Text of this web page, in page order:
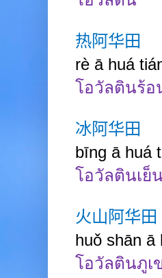
热阿华田
rè ā huá
โอวัลตินร้อ
冰阿华田
bīng ā huá
โอวัลตินเย็น
火山阿华田
huǒ shān ā
โอวัลตินภูเ